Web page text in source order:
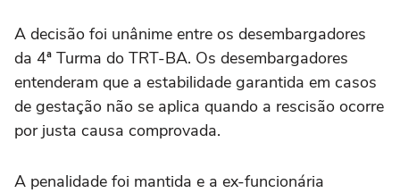
A decisão foi unânime entre os desembargadores
da 4ª Turma do TRT-BA. Os desembargadores
entenderam que a estabilidade garantida em casos
de gestação não se aplica quando a rescisão ocorre
por justa causa comprovada.
A penalidade foi mantida e a ex-funcionária